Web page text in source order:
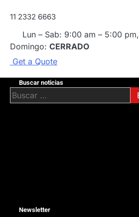
11 2332 6663
Lun – Sab: 9:00 am – 5:00 pm,
Domingo: CERRADO
Get a Quote
Buscar noticias
Buscar:
Newsletter